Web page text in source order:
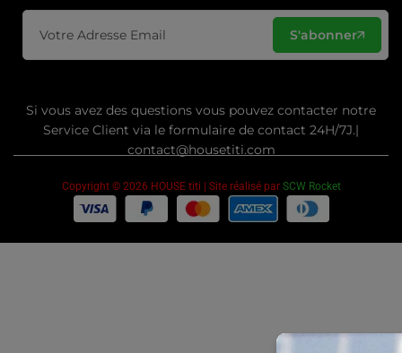
S'abonner
Si vous avez des questions vous pouvez contacter notre
Service Client via le formulaire de contact 24H/7J.|
contact@housetiti.com
Copyright © 2026 HOUSE titi | Site réalisé par SCW Rocket